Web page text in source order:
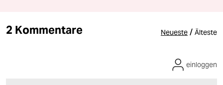
2 Kommentare Neueste / Älteste
einloggen